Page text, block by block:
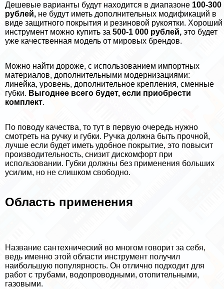
Дешевые варианты будут находится в диапазоне 100-300
рублей, не будут иметь дополнительных модификаций в
виде защитного покрытия и резиновой рукоятки. Хороший
инструмент можно купить за 500-1 000 рублей, это будет
уже качественная модель от мировых брендов.
Можно найти дороже, с использованием импортных
материалов, дополнительными модернизациями:
линейка, уровень, дополнительное крепления, сменные
губки. Выгоднее всего будет, если приобрести
комплект.
По поводу качества, то тут в первую очередь нужно
смотреть на ручку и губки. Ручка должна быть прочной,
лучше если будет иметь удобное покрытие, это повысит
производительность, снизит дискомфорт при
использовании. Губки должны без применения больших
усилим, но не слишком свободно.
Область применения
Название сантехнический во многом говорит за себя,
ведь именно этой области инструмент получил
наибольшую популярность. Он отлично подходит для
работ с трубами, водопроводными, отопительными,
газовыми.